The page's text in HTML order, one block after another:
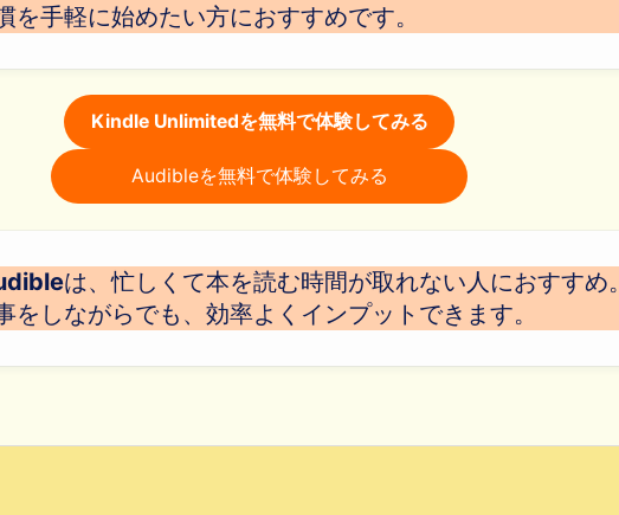
を手軽に始めたい方におすすめです。
Kindle Unlimitedを無料で体験してみる
Audibleを無料で体験してみる
は、忙しくて本を読む時間が取れない人におすすめ。
をしながらでも、効率よくインプットできます。